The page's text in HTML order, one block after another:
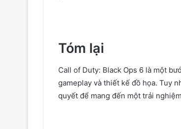
Tóm lại
Call of Duty: Black Ops 6 là một
gameplay và thiết kế đồ họa. Tuy
quyết để mang đến một trải